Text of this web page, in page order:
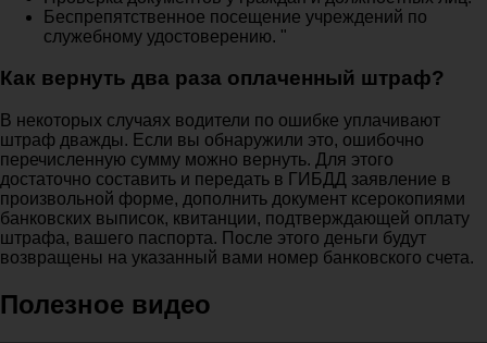
Беспрепятственное посещение учреждений по
служебному удостоверению. "
Как вернуть два раза оплаченный штраф?
В некоторых случаях водители по ошибке уплачивают
штраф дважды. Если вы обнаружили это, ошибочно
перечисленную сумму можно вернуть. Для этого
достаточно составить и передать в ГИБДД заявление в
произвольной форме, дополнить документ ксерокопиями
банковских выписок, квитанции, подтверждающей оплату
штрафа, вашего паспорта. После этого деньги будут
возвращены на указанный вами номер банковского счета.
Полезное видео